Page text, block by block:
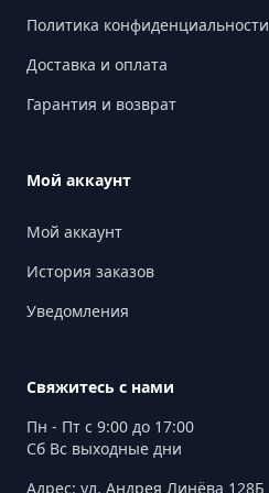
Политика конфиденциальности
Доставка и оплата
Гарантия и возврат
Мой аккаунт
Мой аккаунт
История заказов
Уведомления
Свяжитесь с нами
Пн - Пт с 9:00 до 17:00
Сб Вс выходные дни
Адрес: ул. Андрея Линёва 128Б